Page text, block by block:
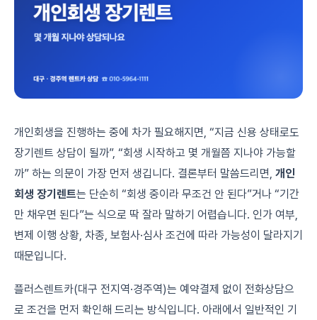
개인회생을 진행하는 중에 차가 필요해지면, “지금 신용 상태로도
장기렌트 상담이 될까”, “회생 시작하고 몇 개월쯤 지나야 가능할
까” 하는 의문이 가장 먼저 생깁니다. 결론부터 말씀드리면, 개인
회생 장기렌트는 단순히 “회생 중이라 무조건 안 된다”거나 “기간
만 채우면 된다”는 식으로 딱 잘라 말하기 어렵습니다. 인가 여부,
변제 이행 상황, 차종, 보험사·심사 조건에 따라 가능성이 달라지기
때문입니다.
플러스렌트카(대구 전지역·경주역)는 예약결제 없이 전화상담으
로 조건을 먼저 확인해 드리는 방식입니다. 아래에서 일반적인 기